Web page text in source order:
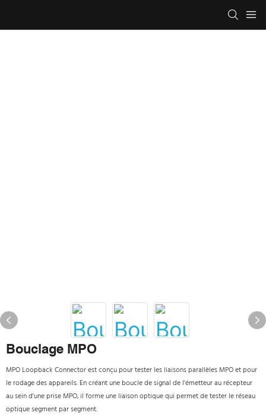
Bouclage MPO
MPO Loopback Connector est conçu pour tester les liaisons parallèles MPO et pour
le rodage des appareils. En créant une boucle de signal de l'émetteur au récepteur
au sein d'une prise MPO, il forme une liaison optique qui permet de tester le réseau
optique segment par segment.